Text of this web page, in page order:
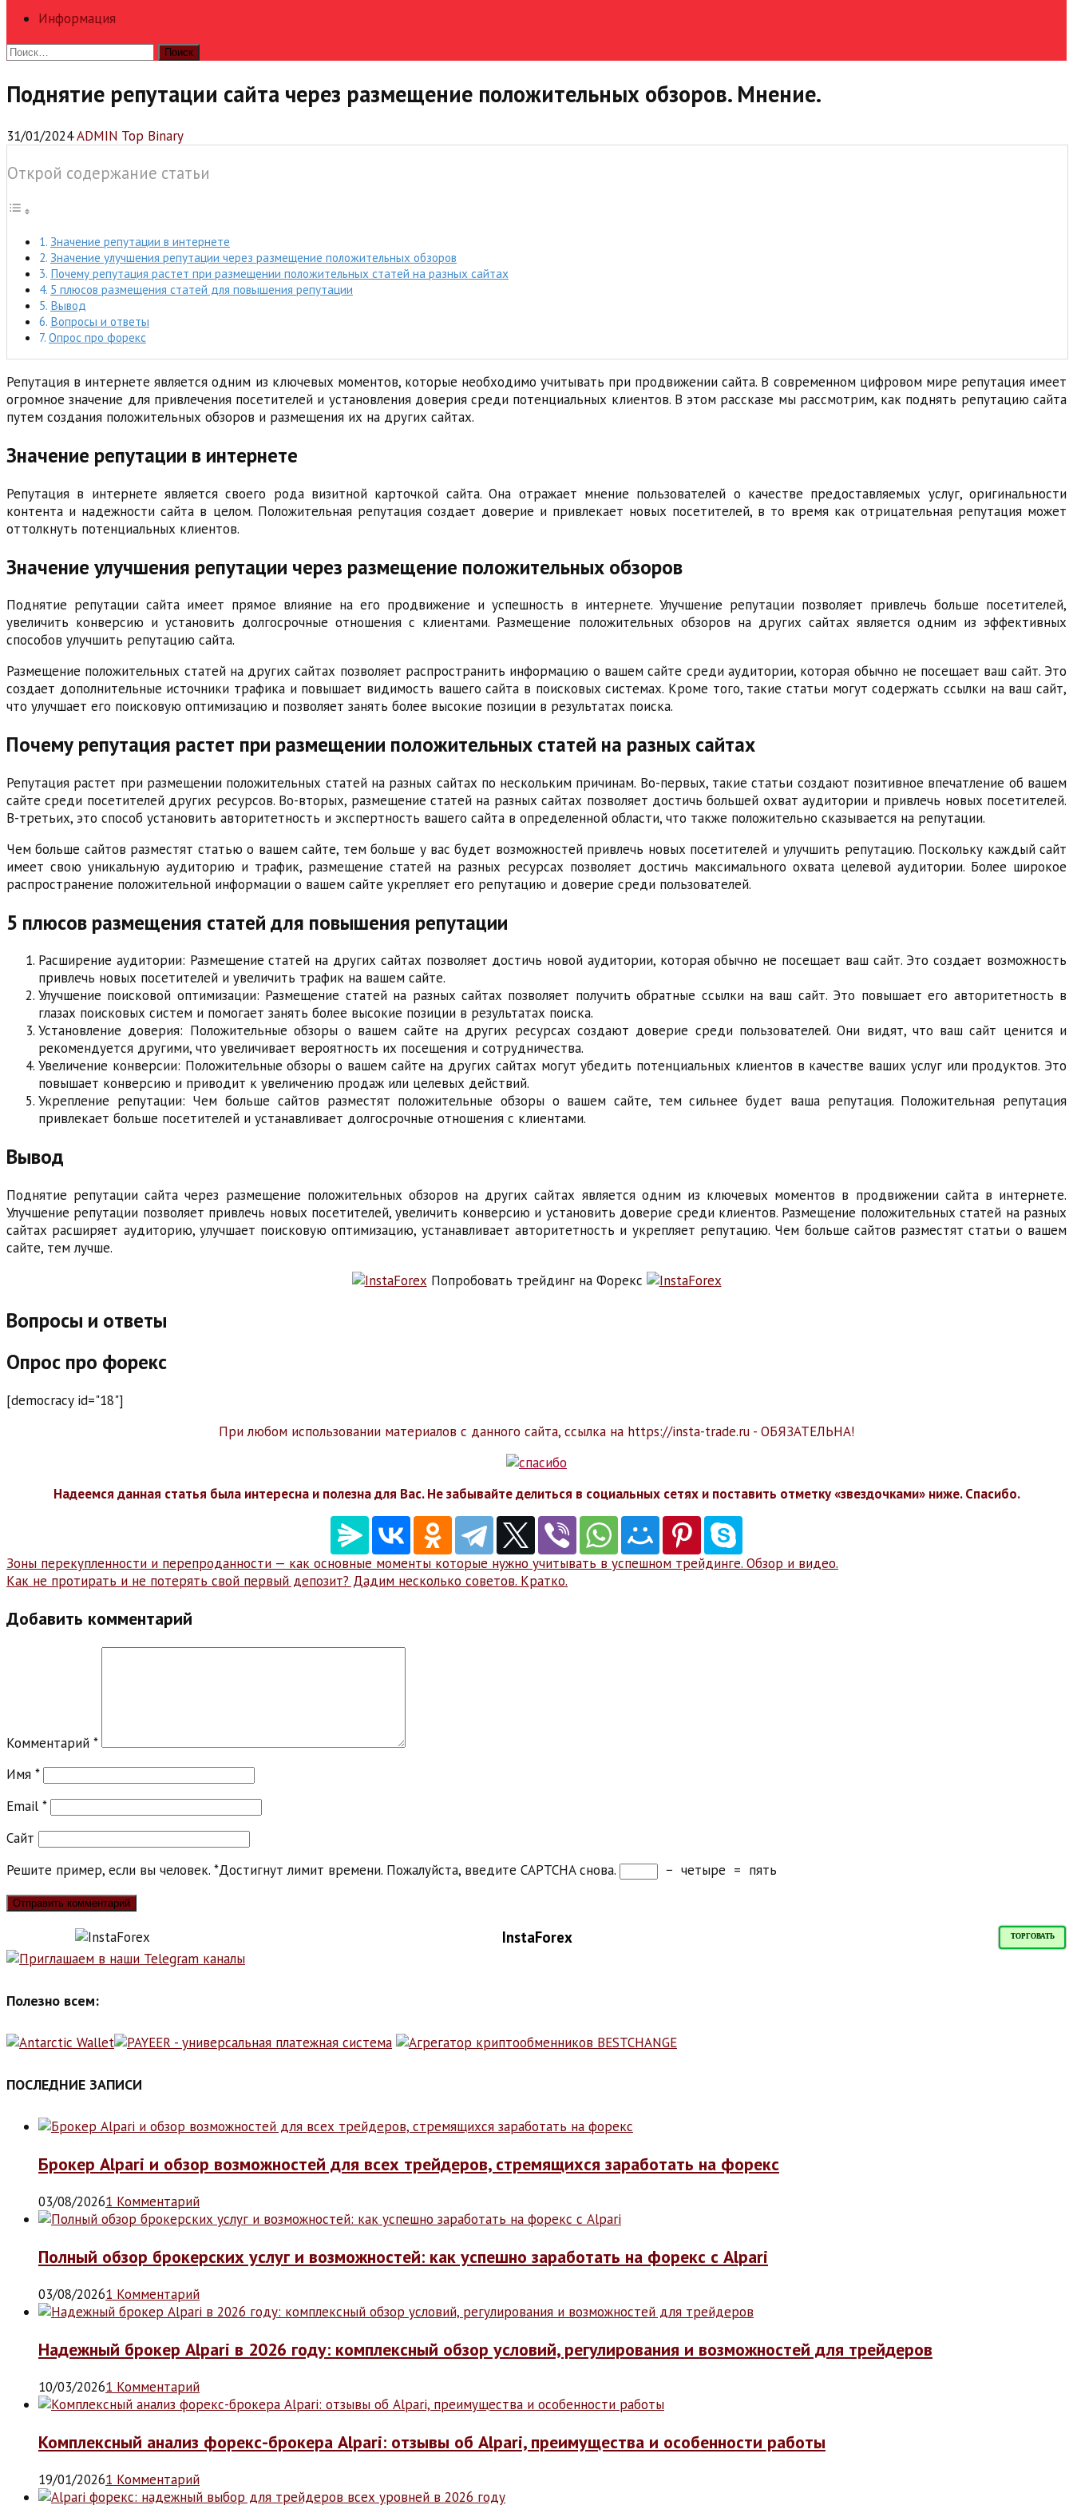
Информация
Найти:
Поднятие репутации сайта через размещение положительных обзоров. Мнение.
31/01/2024ADMIN Top Binary
Открой содержание статьи
Значение репутации в интернете
Значение улучшения репутации через размещение положительных обзоров
Почему репутация растет при размещении положительных статей на разных сайтах
5 плюсов размещения статей для повышения репутации
Вывод
Вопросы и ответы
Опрос про форекс
Репутация в интернете является одним из ключевых моментов, которые необходимо учитывать при продвижении сайта. В современном цифровом мире репутация имеет
огромное значение для привлечения посетителей и установления доверия среди потенциальных клиентов. В этом рассказе мы рассмотрим, как поднять репутацию сайта
путем создания положительных обзоров и размещения их на других сайтах.
Значение репутации в интернете
Репутация в интернете является своего рода визитной карточкой сайта. Она отражает мнение пользователей о качестве предоставляемых услуг, оригинальности
контента и надежности сайта в целом. Положительная репутация создает доверие и привлекает новых посетителей, в то время как отрицательная репутация может
оттолкнуть потенциальных клиентов.
Значение улучшения репутации через размещение положительных обзоров
Поднятие репутации сайта имеет прямое влияние на его продвижение и успешность в интернете. Улучшение репутации позволяет привлечь больше посетителей,
увеличить конверсию и установить долгосрочные отношения с клиентами. Размещение положительных обзоров на других сайтах является одним из эффективных
способов улучшить репутацию сайта.
Размещение положительных статей на других сайтах позволяет распространить информацию о вашем сайте среди аудитории, которая обычно не посещает ваш сайт. Это
создает дополнительные источники трафика и повышает видимость вашего сайта в поисковых системах. Кроме того, такие статьи могут содержать ссылки на ваш сайт,
что улучшает его поисковую оптимизацию и позволяет занять более высокие позиции в результатах поиска.
Почему репутация растет при размещении положительных статей на разных сайтах
Репутация растет при размещении положительных статей на разных сайтах по нескольким причинам. Во-первых, такие статьи создают позитивное впечатление об вашем
сайте среди посетителей других ресурсов. Во-вторых, размещение статей на разных сайтах позволяет достичь большей охват аудитории и привлечь новых посетителей.
В-третьих, это способ установить авторитетность и экспертность вашего сайта в определенной области, что также положительно сказывается на репутации.
Чем больше сайтов разместят статью о вашем сайте, тем больше у вас будет возможностей привлечь новых посетителей и улучшить репутацию. Поскольку каждый сайт
имеет свою уникальную аудиторию и трафик, размещение статей на разных ресурсах позволяет достичь максимального охвата целевой аудитории. Более широкое
распространение положительной информации о вашем сайте укрепляет его репутацию и доверие среди пользователей.
5 плюсов размещения статей для повышения репутации
Расширение аудитории: Размещение статей на других сайтах позволяет достичь новой аудитории, которая обычно не посещает ваш сайт. Это создает возможность
привлечь новых посетителей и увеличить трафик на вашем сайте.
Улучшение поисковой оптимизации: Размещение статей на разных сайтах позволяет получить обратные ссылки на ваш сайт. Это повышает его авторитетность в
глазах поисковых систем и помогает занять более высокие позиции в результатах поиска.
Установление доверия: Положительные обзоры о вашем сайте на других ресурсах создают доверие среди пользователей. Они видят, что ваш сайт ценится и
рекомендуется другими, что увеличивает вероятность их посещения и сотрудничества.
Увеличение конверсии: Положительные обзоры о вашем сайте на других сайтах могут убедить потенциальных клиентов в качестве ваших услуг или продуктов. Это
повышает конверсию и приводит к увеличению продаж или целевых действий.
Укрепление репутации: Чем больше сайтов разместят положительные обзоры о вашем сайте, тем сильнее будет ваша репутация. Положительная репутация
привлекает больше посетителей и устанавливает долгосрочные отношения с клиентами.
Вывод
Поднятие репутации сайта через размещение положительных обзоров на других сайтах является одним из ключевых моментов в продвижении сайта в интернете.
Улучшение репутации позволяет привлечь новых посетителей, увеличить конверсию и установить доверие среди клиентов. Размещение положительных статей на разных
сайтах расширяет аудиторию, улучшает поисковую оптимизацию, устанавливает авторитетность и укрепляет репутацию. Чем больше сайтов разместят статьи о вашем
сайте, тем лучше.
Попробовать трейдинг на Форекс
Вопросы и ответы
Опрос про форекс
[democracy id="18"]
При любом использовании материалов с данного сайта, ссылка на https://insta-trade.ru - ОБЯЗАТЕЛЬНА!
Надеемся данная статья была интересна и полезна для Вас. Не забывайте делиться в социальных сетях и поставить отметку «звездочками» ниже. Спасибо.
Навигация
по
записям
Зоны перекупленности и перепроданности — как основные моменты которые нужно учитывать в успешном трейдинге. Обзор и видео.
Как не протирать и не потерять свой первый депозит? Дадим несколько советов. Кратко.
Добавить комментарий
Комментарий *
Имя *
Email *
Сайт
Решите пример, если вы человек. *Достигнут лимит времени. Пожалуйста, введите CAPTCHA снова. − четыре = пять
InstaForex ТОРГОВАТЬ
Полезно всем:
ПОСЛЕДНИЕ ЗАПИСИ
Брокер Alpari и обзор возможностей для всех трейдеров, стремящихся заработать на форекс
03/08/20261 Комментарий
Полный обзор брокерских услуг и возможностей: как успешно заработать на форекс с Alpari
03/08/20261 Комментарий
Надежный брокер Alpari в 2026 году: комплексный обзор условий, регулирования и возможностей для трейдеров
10/03/20261 Комментарий
Комплексный анализ форекс-брокера Alpari: отзывы об Alpari, преимущества и особенности работы
19/01/20261 Комментарий